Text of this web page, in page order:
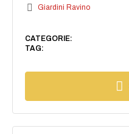
Giardini Ravino
CATEGORIE:
TAG: